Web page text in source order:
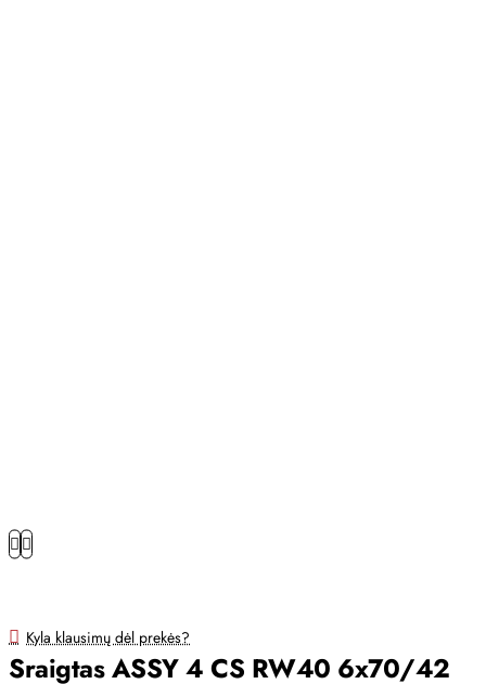
Kyla klausimų dėl prekės?
Sraigtas ASSY 4 CS RW40 6x70/42